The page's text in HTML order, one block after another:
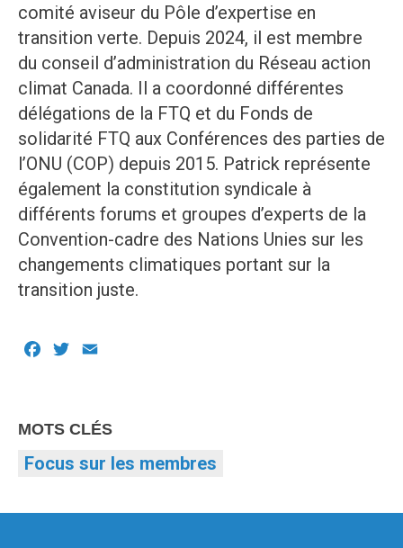
comité aviseur du Pôle d’expertise en
transition verte. Depuis 2024, il est membre
du conseil d’administration du Réseau action
climat Canada. Il a coordonné différentes
délégations de la FTQ et du Fonds de
solidarité FTQ aux Conférences des parties de
l’ONU (COP) depuis 2015. Patrick représente
également la constitution syndicale à
différents forums et groupes d’experts de la
Convention-cadre des Nations Unies sur les
changements climatiques portant sur la
transition juste.
Facebook
Twitter
MOTS CLÉS
Focus sur les membres